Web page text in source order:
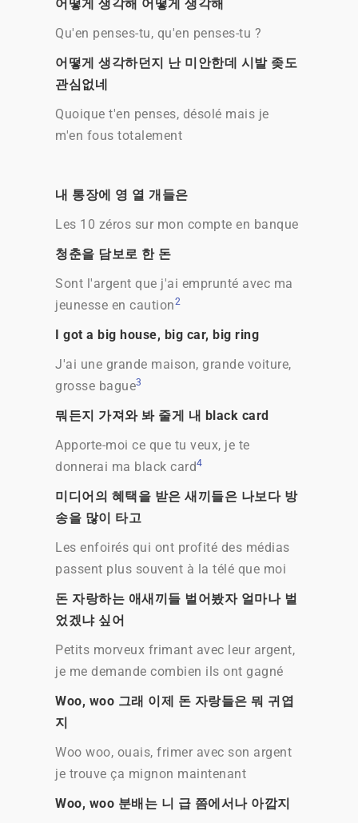
어떻게 생각해 어떻게 생각해
Qu'en penses-tu, qu'en penses-tu ?
어떻게 생각하던지 난 미안한데 시발 좆도
관심없네
Quoique t'en penses, désolé mais je
m'en fous totalement
내 통장에 영 열 개들은
Les 10 zéros sur mon compte en banque
청춘을 담보로 한 돈
Sont l'argent que j'ai emprunté avec ma
jeunesse en caution2
I got a big house, big car, big ring
J'ai une grande maison, grande voiture,
grosse bague3
뭐든지 가져와 봐 줄게 내 black card
Apporte-moi ce que tu veux, je te
donnerai ma black card4
미디어의 혜택을 받은 새끼들은 나보다 방
송을 많이 타고
Les enfoirés qui ont profité des médias
passent plus souvent à la télé que moi
돈 자랑하는 애새끼들 벌어봤자 얼마나 벌
었겠냐 싶어
Petits morveux frimant avec leur argent,
je me demande combien ils ont gagné
Woo, woo 그래 이제 돈 자랑들은 뭐 귀엽
지
Woo woo, ouais, frimer avec son argent
je trouve ça mignon maintenant
Woo, woo 분배는 니 급 쯤에서나 아깝지